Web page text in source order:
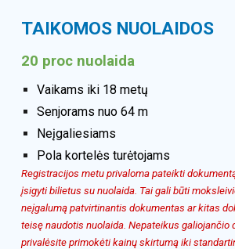
TAIKOMOS NUOLAIDOS
20 proc nuolaida
Vaikams iki 18 metų
Senjorams nuo 64 m
Neįgaliesiams
Pola kortelės turėtojams
Registracijos metu privaloma pateikti
įsigyti bilietus su nuolaida. Tai gali būti
neįgalumą patvirtinantis dokumentas ar kitas
teisę naudotis nuolaida. Nepateikus galiojančio
privalėsite primokėti kainų skirtumą iki